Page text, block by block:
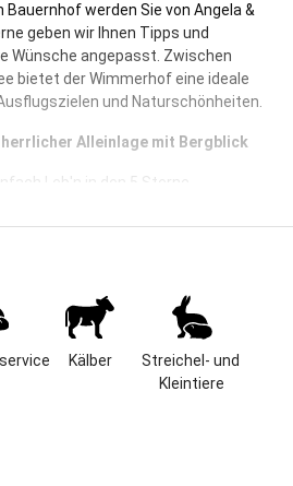
werden Sie von Angela &
geben wir Ihnen Tipps und
Wünsche angepasst. Zwischen
bietet der Wimmerhof eine ideale
und Naturschönheiten.
Alleinlage mit Bergblick
Leb'n in den 5 Sterne
bewirtschafteten Bauernhof in
auf Inzell und die Berge.
in stilvollem Ambiente:
duftendem Holz, edler Naturstein in
schaffen ein urgemütliches
in traumhafter Lage mit freiem
die Berge.
mit Bauer Stephan begeistert
alle mit anpacken und beim
Königsee und Chiemsee. Bei uns
Kälber
Streichel- und
Kleintiere